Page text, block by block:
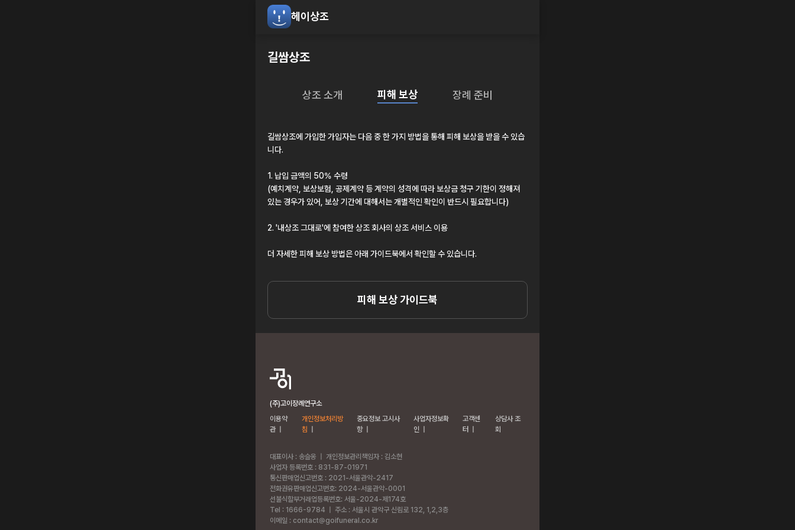
헤이상조
길쌈상조
상조 소개 피해 보상 장례 준비
길쌈상조에 가입한 가입자는 다음 중 한 가지 방법을 통해 피해 보상을 받을 수 있습
니다.
1. 납입 금액의 50% 수령
(예치계약, 보상보험, 공제계약 등 계약의 성격에 따라 보상금 청구 기한이 정해져
있는 경우가 있어, 보상 기간에 대해서는 개별적인 확인이 반드시 필요합니다)
2. '내상조 그대로'에 참여한 상조 회사의 상조 서비스 이용
더 자세한 피해 보상 방법은 아래 가이드북에서 확인할 수 있습니다.
피해 보상 가이드북
(주)고이장례연구소
이용약
관
개인정보처리방
침
중요정보 고시사
항
사업자정보확
인
고객센
터
상담사 조
회
대표이사 : 송슬옹
개인정보관리책임자 : 김소현
사업자 등록번호 : 831-87-01971
통신판매업신고번호 : 2021-서울관악-2417
전화권유판매업신고번호: 2024-서울관악-0001
선불식할부거래업등록번호: 서울-2024-제174호
Tel : 1666-9784
주소 : 서울시 관악구 신림로 132, 1,2,3층
이메일 : contact@goifuneral.co.kr